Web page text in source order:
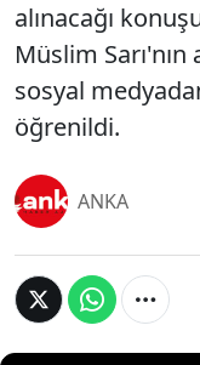
alınacağı
Müslim Sarı'nın
sosyal
öğrenildi.
ANKA